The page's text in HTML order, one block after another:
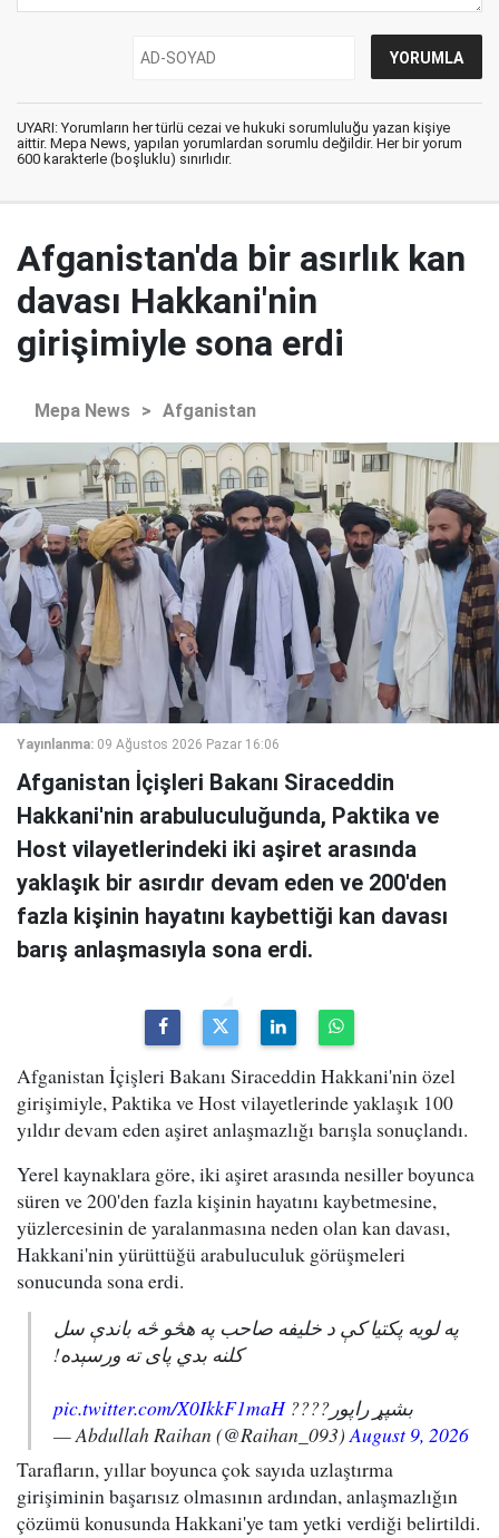
UYARI: Yorumların her türlü cezai ve hukuki sorumluluğu yazan kişiye
aittir. Mepa News, yapılan yorumlardan sorumlu değildir. Her bir yorum
600 karakterle (boşluklu) sınırlıdır.
Afganistan'da bir asırlık kan
davası Hakkani'nin
girişimiyle sona erdi
Mepa News > Afganistan
Yayınlanma: 09 Ağustos 2026 Pazar 16:06
Afganistan İçişleri Bakanı Siraceddin
Hakkani'nin arabuluculuğunda, Paktika ve
Host vilayetlerindeki iki aşiret arasında
yaklaşık bir asırdır devam eden ve 200'den
fazla kişinin hayatını kaybettiği kan davası
barış anlaşmasıyla sona erdi.
Afganistan İçişleri Bakanı Siraceddin Hakkani'nin özel
girişimiyle, Paktika ve Host vilayetlerinde yaklaşık 100
yıldır devam eden aşiret anlaşmazlığı barışla sonuçlandı.
Yerel kaynaklara göre, iki aşiret arasında nesiller boyunca
süren ve 200'den fazla kişinin hayatını kaybetmesine,
yüzlercesinin de yaralanmasına neden olan kan davası,
Hakkani'nin yürüttüğü arabuluculuk görüşmeleri
sonucunda sona erdi.
په لویه پکتیا کې د خلیفه صاحب په هڅو څه باندې سل
کلنه بدي پای ته ورسېده!
بشپړ راپور????pic.twitter.com/X0IkkF1maH
— Abdullah Raihan (@Raihan_093)August 9, 2026
Tarafların, yıllar boyunca çok sayıda uzlaştırma
girişiminin başarısız olmasının ardından, anlaşmazlığın
çözümü konusunda Hakkani'ye tam yetki verdiği belirtildi.